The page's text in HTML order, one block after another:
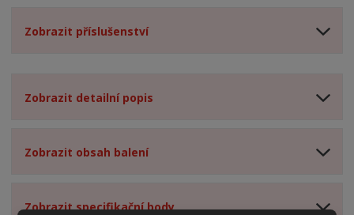
Zobrazit příslušenství
Zobrazit detailní popis
Zobrazit obsah balení
Zobrazit specifikační body